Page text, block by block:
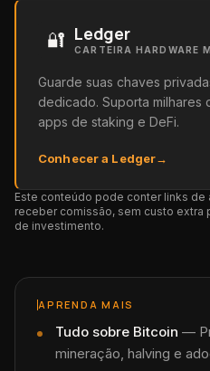
🔐 Ledger
Guarde suas chaves
dedicado. Suporta milhares
apps de staking e DeFi.
Conhecer a Ledger→
Este conteúdo pode conter links de
receber comissão, sem custo extra
de investimento.
APRENDA MAIS
Tudo sobre Bitcoin —
mineração, halving e